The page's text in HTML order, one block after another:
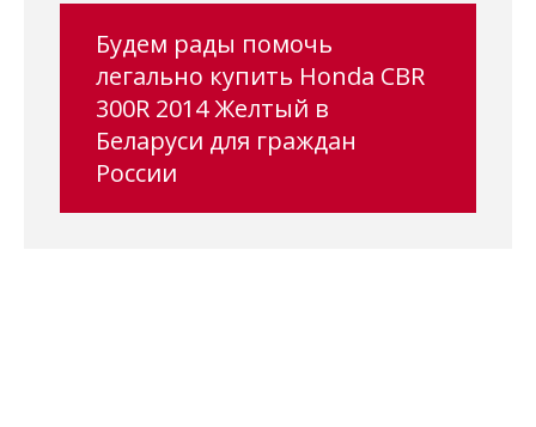
Будем рады помочь
легально купить Honda CBR
300R 2014 Желтый в
Беларуси для граждан
России